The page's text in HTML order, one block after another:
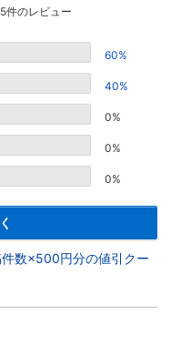
4.6
5件のレビュー
60%
40%
0%
0%
0%
数×500円分の値引クー